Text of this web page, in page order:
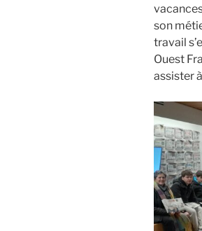
son
travail
Ouest
assister